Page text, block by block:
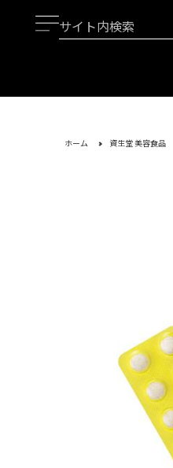
ホーム 資生堂 美容食品